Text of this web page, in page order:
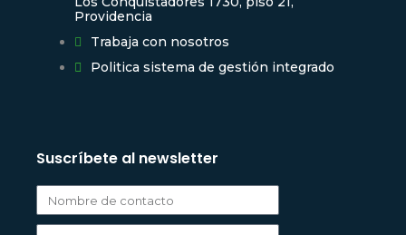
Providencia
Trabaja con nosotros
Politica sistema de gestión integrado
Suscríbete al newsletter